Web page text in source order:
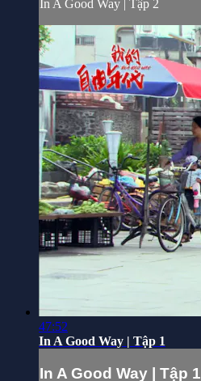
In A Good Way | Tập 2
47:52
In A Good Way | Tập 1
In A Good Way | Tập 1